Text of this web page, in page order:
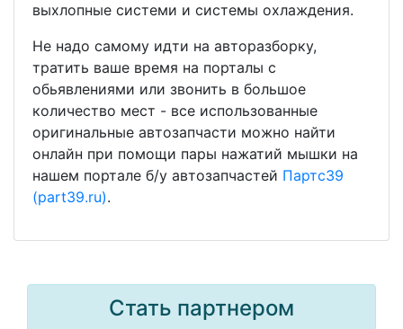
выхлопные системи и системы охлаждения.
Не надо самому идти на авторазборку,
тратить ваше время на порталы с
обьявлениями или звонить в большое
количество мест - все использованные
оригинальные автозапчасти можно найти
онлайн при помощи пары нажатий мышки на
нашем портале б/у автозапчастей Партс39
(part39.ru).
Стать партнером